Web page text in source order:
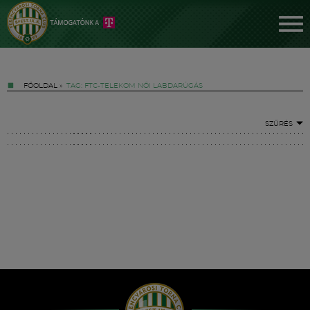
FŐOLDAL » TAG: FTC-TELEKOM NŐI LABDARÚGÁS
SZŰRÉS
Hírek